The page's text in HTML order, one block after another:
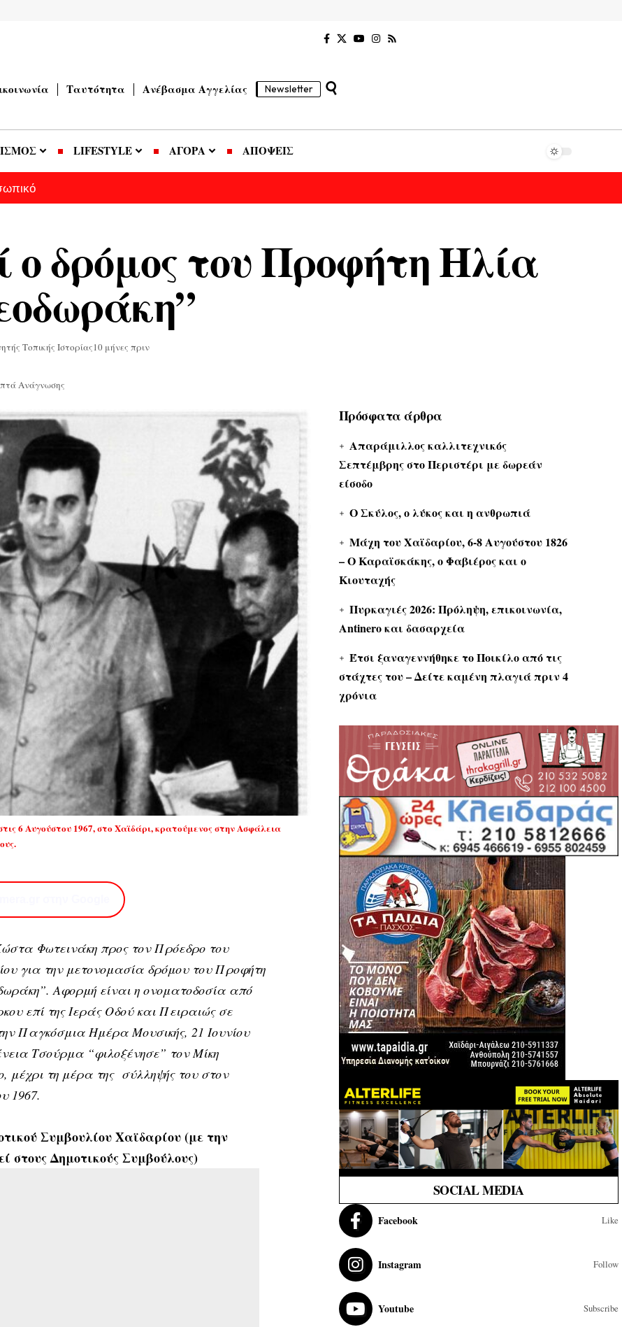
Ταυτότητα Ανέβασμα Αγγελίας Newsletter
LIFESTYLE ΑΓΟΡΑ ΑΠΟΨΕΙΣ
ο δρόμος του Προφήτη Ηλία
Τοπικής Ιστορίας10 μήνες πριν
Ανάγνωσης
6 Αυγούστου 1967, στο Χαϊδάρι, κρατούμενος στην Ασφάλεια
Φωτεινάκη προς τον Πρόεδρο του
για την μετονομασία δρόμου του Προφήτη
Αφορμή είναι η ονοματοδοσία από
επί της Ιεράς Οδού και Πειραιώς σε
Παγκόσμια Ημέρα Μουσικής, 21 Ιουνίου
Τσούρμα “φιλοξένησε” τον Μίκη
μέχρι τη μέρα της σύλληψής του στον
1967.
Συμβουλίου Χαϊδαρίου (με την
στους Δημοτικούς Συμβούλους)
Πρόσφατα άρθρα
Απαράμιλλος καλλιτεχνικός
Σεπτέμβρης στο Περιστέρι με δωρεάν
είσοδο
Ο Σκύλος, ο λύκος και η ανθρωπιά
Μάχη του Χαϊδαρίου, 6-8 Αυγούστου 1826
– Ο Καραϊσκάκης, ο Φαβιέρος και ο
Κιουταχής
Πυρκαγιές 2026: Πρόληψη, επικοινωνία,
Antinero και δασαρχεία
Έτσι ξαναγεννήθηκε το Ποικίλο από τις
στάχτες του – Δείτε καμένη πλαγιά πριν 4
χρόνια
SOCIAL MEDIA
Facebook Like
Instagram Follow
Youtube Subscribe